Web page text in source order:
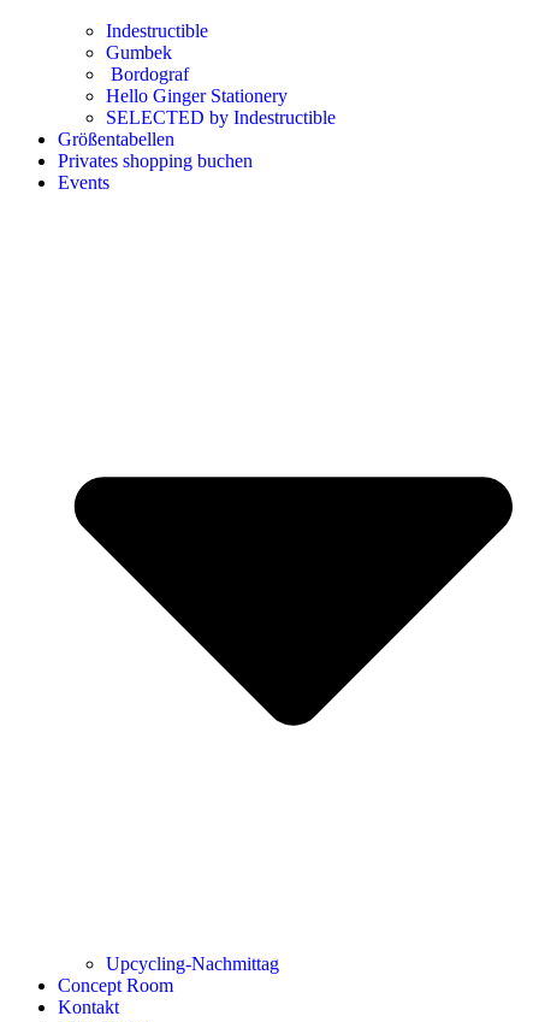
Indestructible
Gumbek
Bordograf
Hello Ginger Stationery
SELECTED by Indestructible
Größentabellen
Privates shopping buchen
Events
Upcycling-Nachmittag
Concept Room
Kontakt